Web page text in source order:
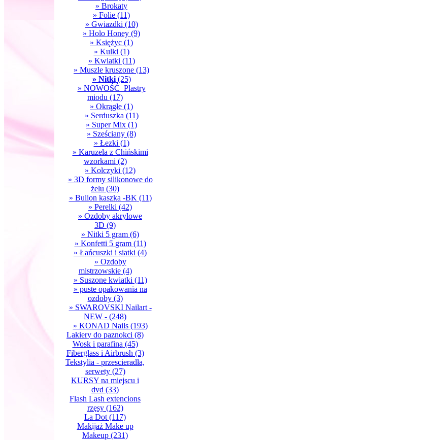
» Brokaty
» Folie (11)
» Gwiazdki (10)
» Holo Honey (9)
» Księżyc (1)
» Kulki (1)
» Kwiatki (11)
» Muszle kruszone (13)
» Nitki(25)
» NOWOŚĆ_Plastry
miodu (17)
» Okrągłe (1)
» Serduszka (11)
» Super Mix (1)
» Sześciany (8)
» Łezki (1)
» Karuzela z Chińskimi
wzorkami (2)
» Kolczyki (12)
» 3D formy silikonowe do
żelu (30)
» Bulion kaszka -BK (11)
» Perelki (42)
» Ozdoby akrylowe
3D (9)
» Nitki 5 gram (6)
» Konfetti 5 gram(11)
» Łańcuszki i siatki (4)
» Ozdoby
mistrzowskie(4)
» Suszone kwiatki (11)
» puste opakowania na
ozdoby(3)
» SWAROVSKI Nailart -
NEW - (248)
» KONAD Nails(193)
Lakiery do paznokci (8)
Wosk i parafina (45)
Fiberglass i Airbrush (3)
Tekstylia - przescieradła,
serwety(27)
KURSY na miejscu i
dvd (33)
Flash Lash extencions
rzęsy(162)
La Dot (117)
Makijaż Make up
Makeup (231)